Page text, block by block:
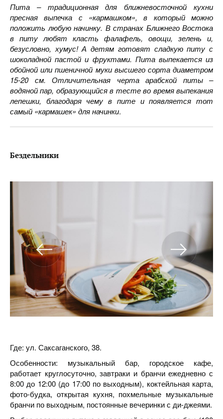
Пита – традиционная для ближневосточной кухни
пресная выпечка с «кармашком», в который можно
положить любую начинку. В странах Ближнего Востока
в питу любят класть фалафель, овощи, зелень и,
безусловно, хумус! А детям готовят сладкую питу с
шоколадной пастой и фруктами. Пита выпекается из
обойной или пшеничной муки высшего сорта диаметром
15-20 см. Отличительная черта арабской питы –
водяной пар, образующийся в тесте во время выпекания
лепешки, благодаря чему в пите и появляется тот
самый «кармашек» для начинки.
Бездельники
Где: ул. Саксаганского, 38.
Особенности: музыкальный бар, городское кафе,
работает круглосуточно, завтраки и бранчи ежедневно с
8:00 до 12:00 (до 17:00 по выходным), коктейльная карта,
фото-будка, открытая кухня, похмельные музыкальные
бранчи по выходным, постоянные вечеринки с ди-джеями.